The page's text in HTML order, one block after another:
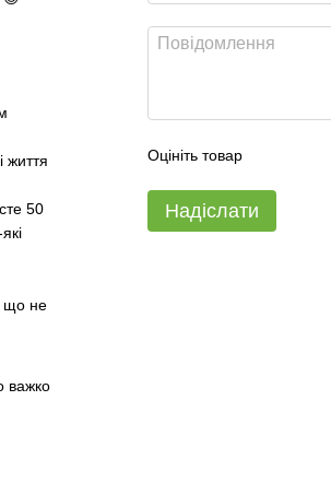
життя
50
що не
важко
Оцініть товар
Надіслати